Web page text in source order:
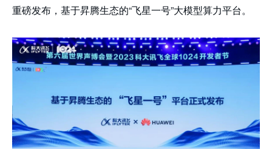
重磅发布，基于昇腾生态的“飞星一号”大模型算力平台。